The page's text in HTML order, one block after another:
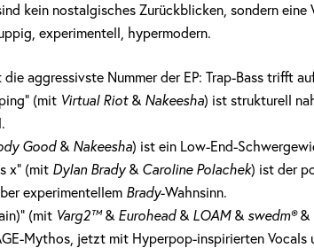
kein nostalgisches Zurückblicken, sondern
experimentell, hypermodern.
die aggressivste Nummer der EP: Trap-Bass trifft
(mit Virtual Riot& Nakeesha) ist strukturell
Good& Nakeesha) ist ein Low-End-
x“ (mit Dylan Brady& Caroline Polachek) ist der
experimentellem Brady-Wahnsinn.
(mit Varg2™& Eurohead & LOAM & swedm®&
Mythos, jetzt mit Hyperpop-inspirierten Vocals